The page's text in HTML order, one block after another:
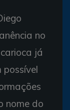
no
já
nome do